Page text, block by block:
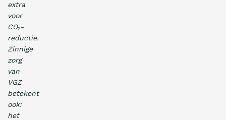
extra
voor
CO₂-
reductie.
Zinnige
zorg
van
VGZ
betekent
ook:
het